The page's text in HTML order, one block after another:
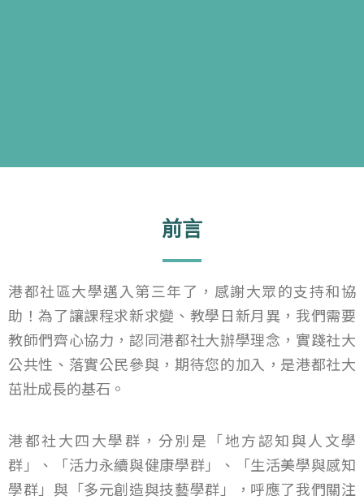
前言
港都社區大學邁入第三年了，感謝大眾的支持和協
助！為了讓課程求新求變、教學日新月異，我們需要
教師們齊心協力，認同港都社大辦學理念，實踐社大
公共性、落實公民參與，期待您的加入，是港都社大
茁壯成長的基石。
港都社大四大學群，分別是「地方認知與人文學
群」、「活力永續與健康學群」、「生活美學與感知
學群」與「多元創造與技藝學群」，呼應了我們關注